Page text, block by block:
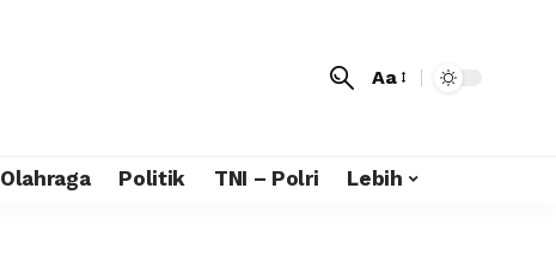
Aa
Olahraga Politik TNI – Polri Lebih